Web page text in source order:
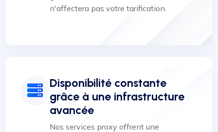
n'affectera pas votre tarification.
Disponibilité constante
grâce à une infrastructure
avancée
Nos services proxy offrent une